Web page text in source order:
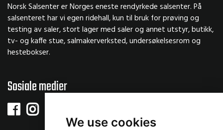
We use cookies
Norsk Salsenter er Norges eneste rendyrkede salsenter. På
salsenteret har vi egen ridehall, kun til bruk for prøving og
testing av saler, stort lager med saler og annet utstyr, butikk,
tv- og kaffe stue, salmakerverksted, undersøkelsesrom og
hestebokser.
Sosiale medier